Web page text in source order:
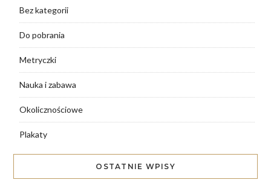
Bez kategorii
Do pobrania
Metryczki
Nauka i zabawa
Okolicznościowe
Plakaty
OSTATNIE WPISY